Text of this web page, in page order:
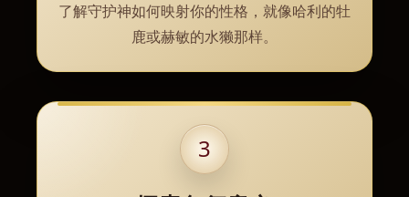
了解守护神如何映射你的性格，就像哈利的牡
鹿或赫敏的水獭那样。
3